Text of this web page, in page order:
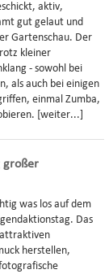
aktiv,
gut gelaut und
Gartenschau. Der
kleiner
- sowohl bei
als auch bei einigen
einmal Zumba,
[weiter...]
großer
was los auf dem
Das
herstellen,